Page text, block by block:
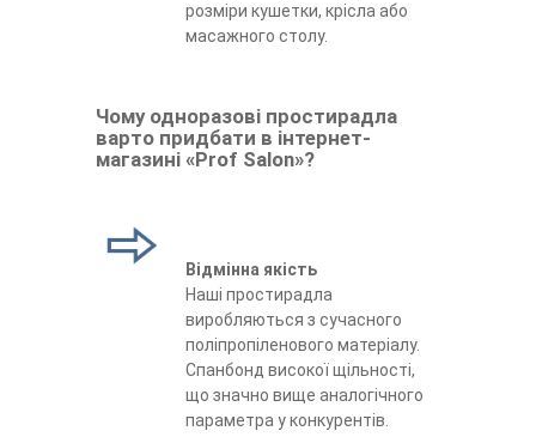
розміри кушетки, крісла або
масажного столу.
Чому одноразові простирадла
варто придбати в інтернет-
магазині «Prof Salon»?
Відмінна якість
Наші простирадла
виробляються з сучасного
поліпропіленового матеріалу.
Спанбонд високої щільності,
що значно вище аналогічного
параметра у конкурентів.